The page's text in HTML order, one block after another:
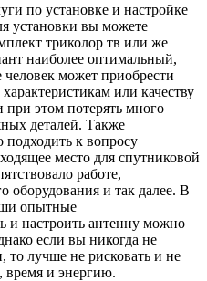
по установке и настройке
установки вы можете
триколор тв или же
наиболее оптимальный,
может приобрести
или качеству
этом потерять много
деталей. Также
подходить к вопросу
место для спутниковой
работе,
оборудования и так далее. В
опытные
и настроить антенну можно
если вы никогда не
лучше не рисковать и не
время и энергию.